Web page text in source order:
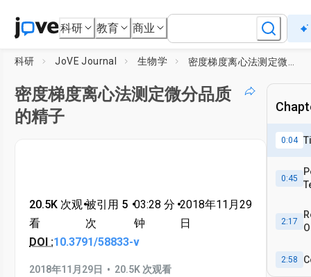
科研 教育 商业
科研 JoVE Journal 生物学
密度梯度离心法测定微分品质
的精子
20.5K 次观
看
•被引用 5
次
•03:28 分
钟
•2018年11月29
日
DOI :10.3791/58833-v
2018年11月29日 • 20.5K 次观看
0:04
0:45
2:17
2:58